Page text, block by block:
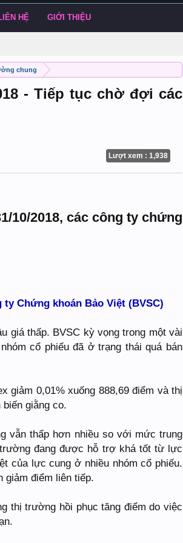
chung
- Tiếp tục chờ đợi các
Lượt xem : 1,938
10/2018, các công ty chứng
Chứng khoán Bảo Việt (BVSC)
giá thấp. BVSC kỳ vọng trong một vài
cổ phiếu đã ở trạng thái quá bán
giảm 0,01% xuống 888,69 điểm và thị
giằng co.
vẫn thấp hơn nhiều so với mức trung
đang được hỗ trợ khá tốt từ lực
của lực cung ở nhiều nhóm cổ phiếu.
giảm điểm liên tiếp.
thị trường hồi phục tăng điểm do việc
HỆ GIỚI THIỆU